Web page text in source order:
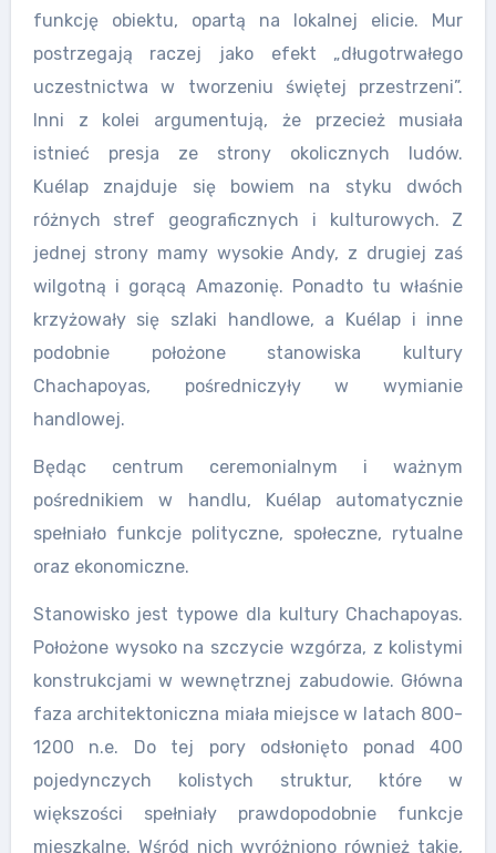
funkcję obiektu, opartą na lokalnej elicie. Mur
postrzegają raczej jako efekt „długotrwałego
uczestnictwa w tworzeniu świętej przestrzeni”.
Inni z kolei argumentują, że przecież musiała
istnieć presja ze strony okolicznych ludów.
Kuélap znajduje się bowiem na styku dwóch
różnych stref geograficznych i kulturowych. Z
jednej strony mamy wysokie Andy, z drugiej zaś
wilgotną i gorącą Amazonię. Ponadto tu właśnie
krzyżowały się szlaki handlowe, a Kuélap i inne
podobnie położone stanowiska kultury
Chachapoyas, pośredniczyły w wymianie
handlowej.
Będąc centrum ceremonialnym i ważnym
pośrednikiem w handlu, Kuélap automatycznie
spełniało funkcje polityczne, społeczne, rytualne
oraz ekonomiczne.
Stanowisko jest typowe dla kultury Chachapoyas.
Położone wysoko na szczycie wzgórza, z kolistymi
konstrukcjami w wewnętrznej zabudowie. Główna
faza architektoniczna miała miejsce w latach 800-
1200 n.e. Do tej pory odsłonięto ponad 400
pojedynczych kolistych struktur, które w
większości spełniały prawdopodobnie funkcje
mieszkalne. Wśród nich wyróżniono również takie,